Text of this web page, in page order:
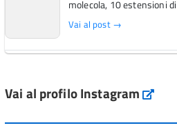
molecola, 10 estensioni
Vai al post →
Vai al post →
Vai al profilo Instagram